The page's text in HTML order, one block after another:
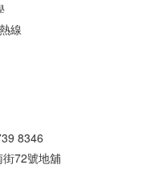
線
8346
72號地舖